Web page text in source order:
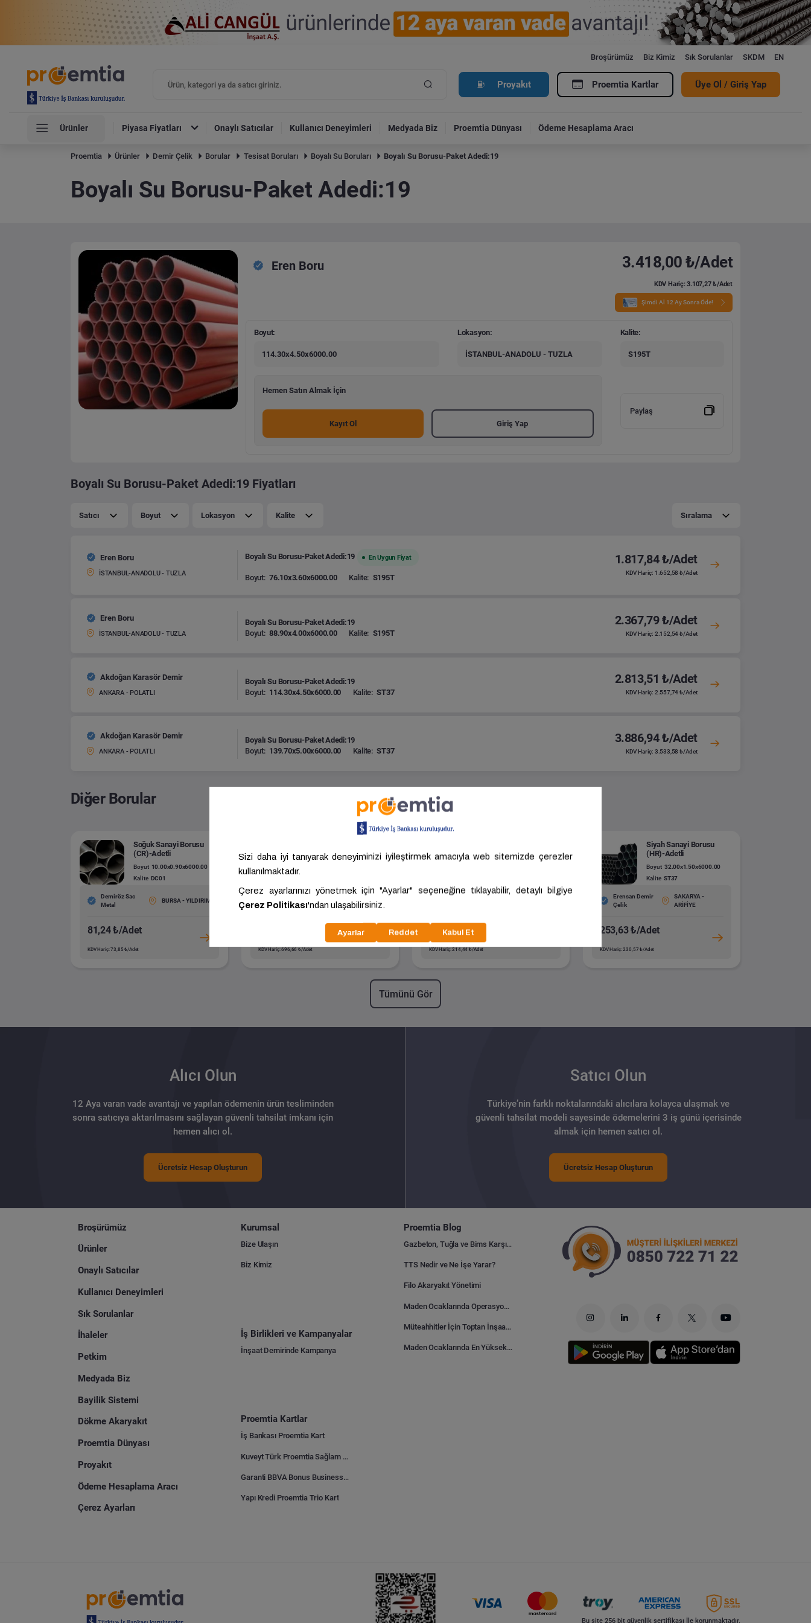
Broşürümüz Biz Kimiz Sık Sorulanlar SKDM EN
Proyakıt Proemtia Kartlar Üye Ol / Giriş Yap
Ürünler Piyasa Fiyatları Onaylı Satıcılar Kullanıcı Deneyimleri Medyada Biz Proemtia Dünyası Ödeme Hesaplama Aracı
Proemtia Ürünler Demir Çelik Borular Tesisat Boruları Boyalı Su Boruları Boyalı Su Borusu-Paket Adedi:19
Boyalı Su Borusu-Paket Adedi:19
Eren Boru 3.418,00 ₺/Adet
KDV Hariç: 3.107,27 ₺/Adet
Şimdi Al 12 Ay Sonra Öde!
Boyut:
114.30x4.50x6000.00
Lokasyon:
İSTANBUL-ANADOLU - TUZLA
Kalite:
S195T
Hemen Satın Almak İçin
Kayıt Ol Giriş Yap
Paylaş
Boyalı Su Borusu-Paket Adedi:19 Fiyatları
Satıcı Boyut Lokasyon Kalite Sıralama
Eren Boru
İSTANBUL-ANADOLU - TUZLA
Boyalı Su Borusu-Paket Adedi:19 En Uygun Fiyat
Boyut: 76.10x3.60x6000.00 Kalite: S195T
1.817,84 ₺/Adet
KDV Hariç: 1.652,58 ₺/Adet
Eren Boru
İSTANBUL-ANADOLU - TUZLA
Boyalı Su Borusu-Paket Adedi:19
Boyut: 88.90x4.00x6000.00 Kalite: S195T
2.367,79 ₺/Adet
KDV Hariç: 2.152,54 ₺/Adet
Akdoğan Karasör Demir
ANKARA - POLATLI
Boyalı Su Borusu-Paket Adedi:19
Boyut: 114.30x4.50x6000.00 Kalite: ST37
2.813,51 ₺/Adet
KDV Hariç: 2.557,74 ₺/Adet
Akdoğan Karasör Demir
ANKARA - POLATLI
Boyalı Su Borusu-Paket Adedi:19
Boyut: 139.70x5.00x6000.00 Kalite: ST37
3.886,94 ₺/Adet
KDV Hariç: 3.533,58 ₺/Adet
Diğer Borular
Soğuk Sanayi Borusu
(CR)-Adetli
Boyut 10.00x0.90x6000.00
Kalite DC01
Demiröz Sac
Metal
BURSA - YILDIRIM
81,24 ₺/Adet
KDV Hariç: 73,85 ₺/Adet
Paket Adedi:61
Akdoğan
Karasör Demir
POLATLI
KDV Hariç: 696,66 ₺/Adet
Paket Adedi:271
Akdoğan
ANKARA -
235,88 ₺/Adet
KDV Hariç: 214,44 ₺/Adet
Siyah Sanayi Borusu
(HR)-Adetli
Boyut 32.00x1.50x6000.00
Kalite ST37
Erensan Demir
Çelik
SAKARYA -
ARİFİYE
253,63 ₺/Adet
KDV Hariç: 230,57 ₺/Adet
Tümünü Gör
Alıcı Olun
12 Aya varan vade avantajı ve yapılan ödemenin ürün tesliminden
sonra satıcıya aktarılmasını sağlayan güvenli tahsilat imkanı için
hemen alıcı ol.
Ücretsiz Hesap Oluşturun
Satıcı Olun
Türkiye’nin farklı noktalarındaki alıcılara kolayca ulaşmak ve
güvenli tahsilat modeli sayesinde ödemelerini 3 iş günü içerisinde
almak için hemen satıcı ol.
Ücretsiz Hesap Oluşturun
Broşürümüz
Ürünler
Onaylı Satıcılar
Kullanıcı Deneyimleri
Sık Sorulanlar
İhaleler
Petkim
Medyada Biz
Bayilik Sistemi
Dökme Akaryakıt
Proemtia Dünyası
Proyakıt
Ödeme Hesaplama Aracı
Çerez Ayarları
Kurumsal
Bize Ulaşın
Biz Kimiz
İş Birlikleri ve Kampanyalar
İnşaat Demirinde Kampanya
Proemtia Kartlar
İş Bankası Proemtia Kart
Kuveyt Türk Proemtia Sağlam Bayi Kart
Garanti BBVA Bonus Business Proemtia Bayi Kart
Yapı Kredi Proemtia Trio Kart
Proemtia Blog
Gazbeton, Tuğla ve Bims Karşılaştırması: Hangisi Daha Avantajlı?
TTS Nedir ve Ne İşe Yarar?
Filo Akaryakıt Yönetimi
Maden Ocaklarında Operasyonel Verimlilik Nasıl Arttırılır?
Müteahhitler İçin Toptan İnşaat Malzemesi Satın Alma Rehberi
Maden Ocaklarında En Yüksek Gider Kalemleri Nelerdir?
Bu site 256 bit güvenlik sertifikası İle korunmaktadır.